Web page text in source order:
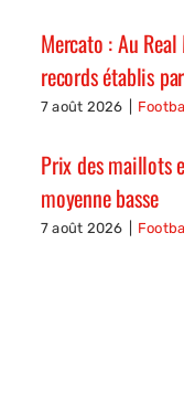
Mercato : Au
records établis
7 août 2026
Prix des maillots
moyenne basse
7 août 2026